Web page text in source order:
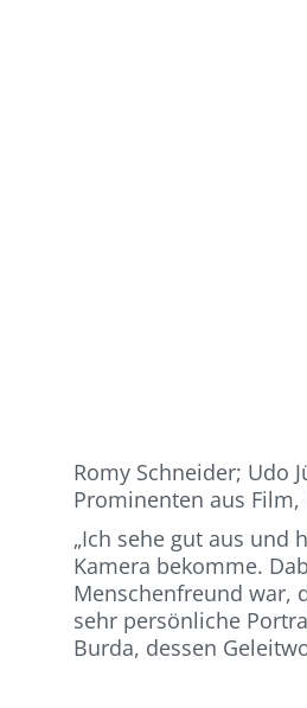
Romy Schneider; Udo
Prominenten aus
„Ich sehe gut aus und
Kamera bekomme.
Menschenfreund war,
sehr persönliche
Burda, dessen